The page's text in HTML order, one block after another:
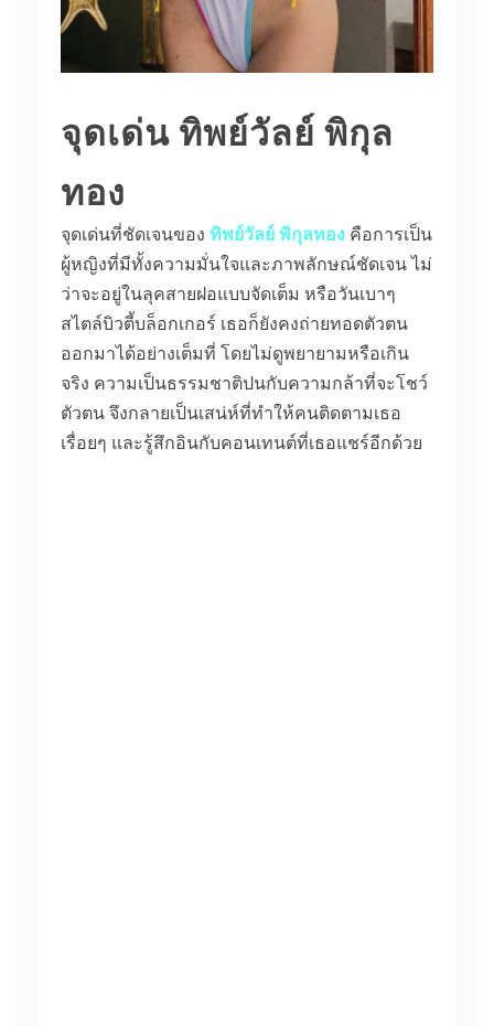
จุดเด่น ทิพย์วัลย์ พิกุล
ทอง
จุดเด่นที่ชัดเจนของ ทิพย์วัลย์ พิกุลทอง คือการเป็น
ผู้หญิงที่มีทั้งความมั่นใจและภาพลักษณ์ชัดเจน ไม่
ว่าจะอยู่ในลุคสายฝอแบบจัดเต็ม หรือวันเบาๆ
สไตล์บิวตี้บล็อกเกอร์ เธอก็ยังคงถ่ายทอดตัวตน
ออกมาได้อย่างเต็มที่ โดยไม่ดูพยายามหรือเกิน
จริง ความเป็นธรรมชาติปนกับความกล้าที่จะโชว์
ตัวตน จึงกลายเป็นเสน่ห์ที่ทำให้คนติดตามเธอ
เรื่อยๆ และรู้สึกอินกับคอนเทนต์ที่เธอแชร์อีกด้วย